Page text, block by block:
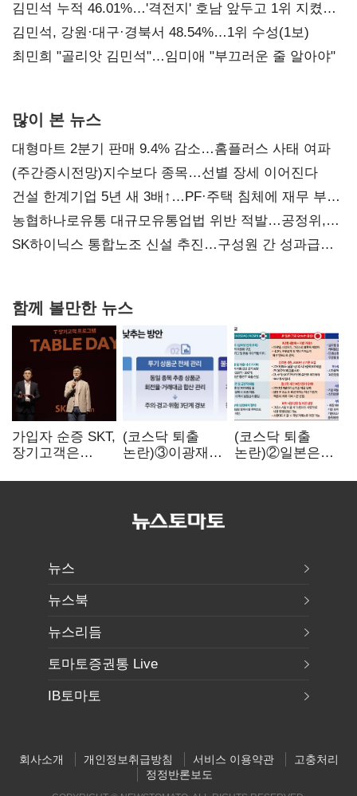
김민석 누적 46.01%…'격전지' 호남 앞두고 1위 지켰다
(2보)
김민석, 강원·대구·경북서 48.54%…1위 수성(1보)
최민희 "골리앗 김민석"…임미애 "부끄러운 줄 알아야"
많이 본 뉴스
대형마트 2분기 판매 9.4% 감소…홈플러스 사태 여파
(주간증시전망)지수보다 종목…선별 장세 이어진다
건설 한계기업 5년 새 3배↑…PF·주택 침체에 재무 부담
확대
농협하나로유통 대규모유통업법 위반 적발…공정위,
과징금 4억6200만원 부과
SK하이닉스 통합노조 신설 추진…구성원 간 성과급
함께 볼만한 뉴스
가입자 순증 SKT,
장기고객은
챙긴다
(코스닥 퇴출
논란)③이광재
자동차 없애지는
(코스닥 퇴출
논란)②일본은
기다려주는데
뉴스
뉴스북
뉴스리듬
토마토증권통 Live
IB토마토
회사소개 개인정보취급방침 서비스 이용약관
고충처리
정정반론보도